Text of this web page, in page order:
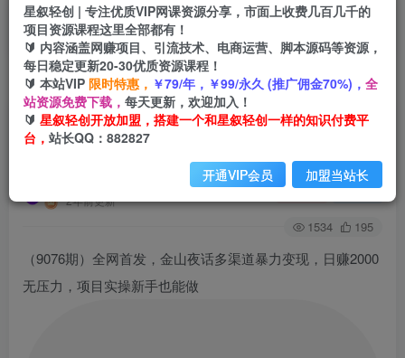
首页 创业课程 会员专属 正文
（9076期）全网首发，金山夜话多渠道暴力变
现，日赚2000无压力，项目实操新手也能做
2年前更新
关注 私信
1534 195
（9076期）全网首发，金山夜话多渠道暴力变现，日赚2000
无压力，项目实操新手也能做
星叙轻创 | 专注优质VIP网课资源分享，市面上收费几百几千的
项目资源课程这里全部都有！
🔰 内容涵盖网赚项目、引流技术、电商运营、脚本源码等资源，
每日稳定更新20-30优质资源课程！
🔰 本站VIP 限时特惠， ￥79/年，￥99/永久 (推广佣金70%)， 全
站资源免费下载， 每天更新，欢迎加入！
🔰 星叙轻创开放加盟，搭建一个和星叙轻创一样的知识付费平
台， 站长QQ：882827
开通VIP会员 加盟当站长